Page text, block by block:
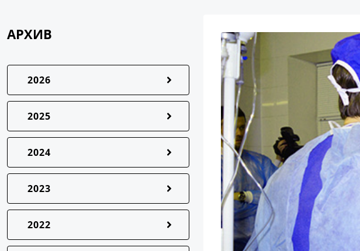
АРХИВ
2026
2025
2024
2023
2022